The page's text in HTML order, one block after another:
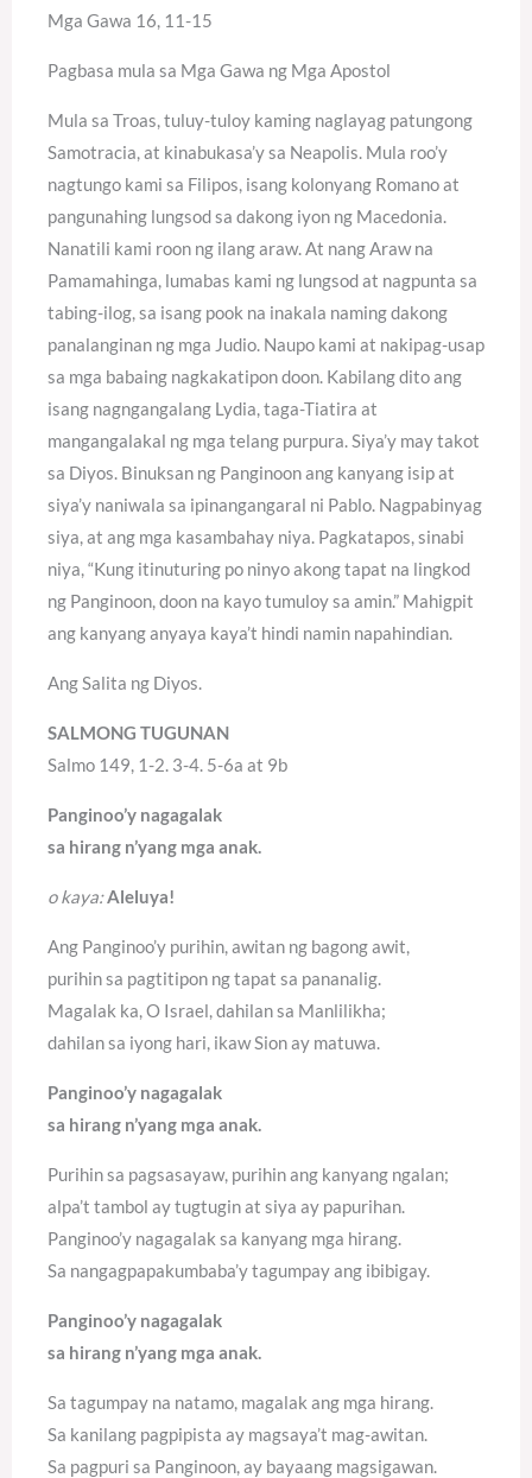
Mga Gawa 16, 11-15
Pagbasa mula sa Mga Gawa ng Mga Apostol
Mula sa Troas, tuluy-tuloy kaming naglayag patungong
Samotracia, at kinabukasa’y sa Neapolis. Mula roo’y
nagtungo kami sa Filipos, isang kolonyang Romano at
pangunahing lungsod sa dakong iyon ng Macedonia.
Nanatili kami roon ng ilang araw. At nang Araw na
Pamamahinga, lumabas kami ng lungsod at nagpunta sa
tabing-ilog, sa isang pook na inakala naming dakong
panalanginan ng mga Judio. Naupo kami at nakipag-usap
sa mga babaing nagkakatipon doon. Kabilang dito ang
isang nagngangalang Lydia, taga-Tiatira at
mangangalakal ng mga telang purpura. Siya’y may takot
sa Diyos. Binuksan ng Panginoon ang kanyang isip at
siya’y naniwala sa ipinangangaral ni Pablo. Nagpabinyag
siya, at ang mga kasambahay niya. Pagkatapos, sinabi
niya, “Kung itinuturing po ninyo akong tapat na lingkod
ng Panginoon, doon na kayo tumuloy sa amin.” Mahigpit
ang kanyang anyaya kaya’t hindi namin napahindian.
Ang Salita ng Diyos.
SALMONG TUGUNAN
Salmo 149, 1-2. 3-4. 5-6a at 9b
Panginoo’y nagagalak
sa hirang n’yang mga anak.
o kaya: Aleluya!
Ang Panginoo’y purihin, awitan ng bagong awit,
purihin sa pagtitipon ng tapat sa pananalig.
Magalak ka, O Israel, dahilan sa Manlilikha;
dahilan sa iyong hari, ikaw Sion ay matuwa.
Panginoo’y nagagalak
sa hirang n’yang mga anak.
Purihin sa pagsasayaw, purihin ang kanyang ngalan;
alpa’t tambol ay tugtugin at siya ay papurihan.
Panginoo’y nagagalak sa kanyang mga hirang.
Sa nangagpapakumbaba’y tagumpay ang ibibigay.
Panginoo’y nagagalak
sa hirang n’yang mga anak.
Sa tagumpay na natamo, magalak ang mga hirang.
Sa kanilang pagpipista ay magsaya’t mag-awitan.
Sa pagpuri sa Panginoon, ay bayaang magsigawan.